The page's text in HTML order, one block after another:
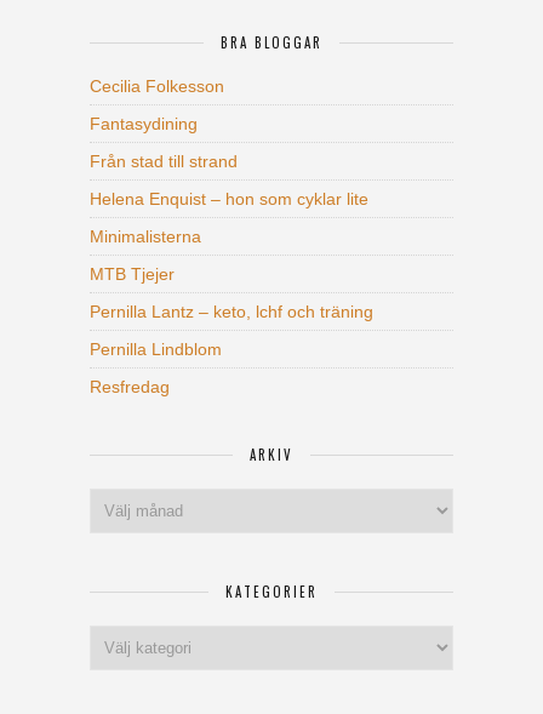
BRA BLOGGAR
Cecilia Folkesson
Fantasydining
Från stad till strand
Helena Enquist – hon som cyklar lite
Minimalisterna
MTB Tjejer
Pernilla Lantz – keto, lchf och träning
Pernilla Lindblom
Resfredag
ARKIV
KATEGORIER